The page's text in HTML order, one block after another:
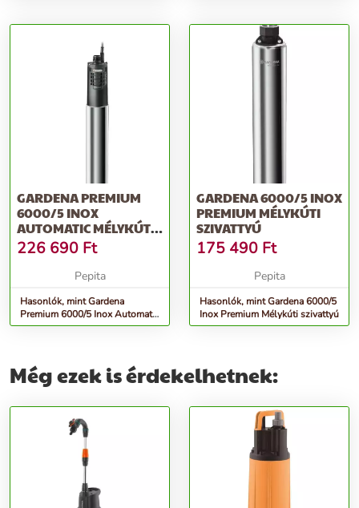
GARDENA PREMIUM
6000/5 INOX
AUTOMATIC MÉLYKÚTI
SZIVATTYÚ
226 690 Ft
Pepita
Hasonlók, mint Gardena
Premium 6000/5 Inox Automatic
Mélykúti szivattyú
GARDENA 6000/5 INOX
PREMIUM MÉLYKÚTI
SZIVATTYÚ
175 490 Ft
Pepita
Hasonlók, mint Gardena 6000/5
Inox Premium Mélykúti szivattyú
Még ezek is érdekelhetnek: